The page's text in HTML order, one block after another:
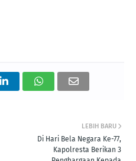
LEBIH BARU
Di Hari Bela Negara Ke-77,
Kapolresta Berikan 3